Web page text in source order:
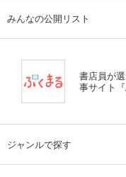
みんなの公開リスト
書店員が
事サイト『
ジャンルで探す